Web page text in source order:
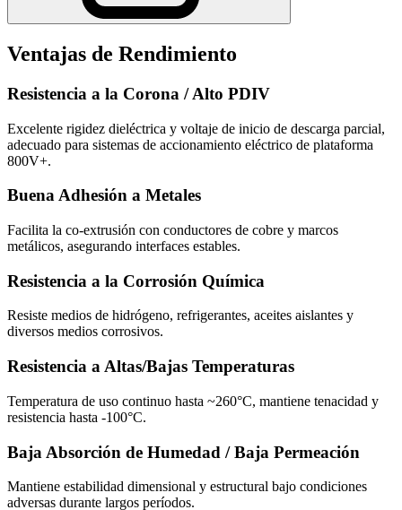
Ventajas de Rendimiento
Resistencia a la Corona / Alto PDIV
Excelente rigidez dieléctrica y voltaje de inicio de descarga parcial,
adecuado para sistemas de accionamiento eléctrico de plataforma
800V+.
Buena Adhesión a Metales
Facilita la co-extrusión con conductores de cobre y marcos
metálicos, asegurando interfaces estables.
Resistencia a la Corrosión Química
Resiste medios de hidrógeno, refrigerantes, aceites aislantes y
diversos medios corrosivos.
Resistencia a Altas/Bajas Temperaturas
Temperatura de uso continuo hasta ~260°C, mantiene tenacidad y
resistencia hasta -100°C.
Baja Absorción de Humedad / Baja Permeación
Mantiene estabilidad dimensional y estructural bajo condiciones
adversas durante largos períodos.